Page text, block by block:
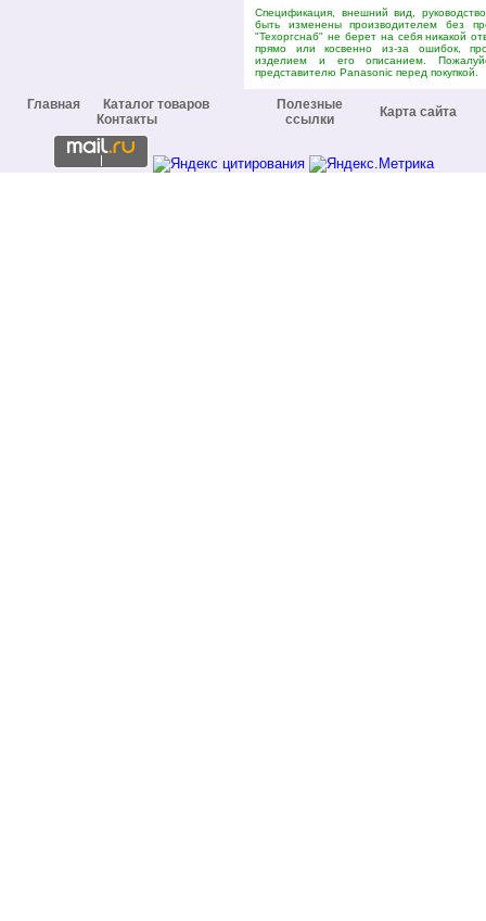
Спецификация, внешний вид,
быть изменены производителем без
"Техоргснаб" не берет на себя никакой
прямо или косвенно из-за ошибок,
изделием и его описанием.
представителю Panasonic перед покупкой.
Главная
Каталог товаров
Контакты
Полезные
ссылки
Карта сайта